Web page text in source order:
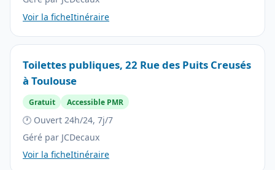
Voir la ficheItinéraire
Toilettes publiques, 22 Rue des Puits Creusés
à Toulouse
Gratuit Accessible PMR
🕐 Ouvert 24h/24, 7j/7
Géré par JCDecaux
Voir la ficheItinéraire